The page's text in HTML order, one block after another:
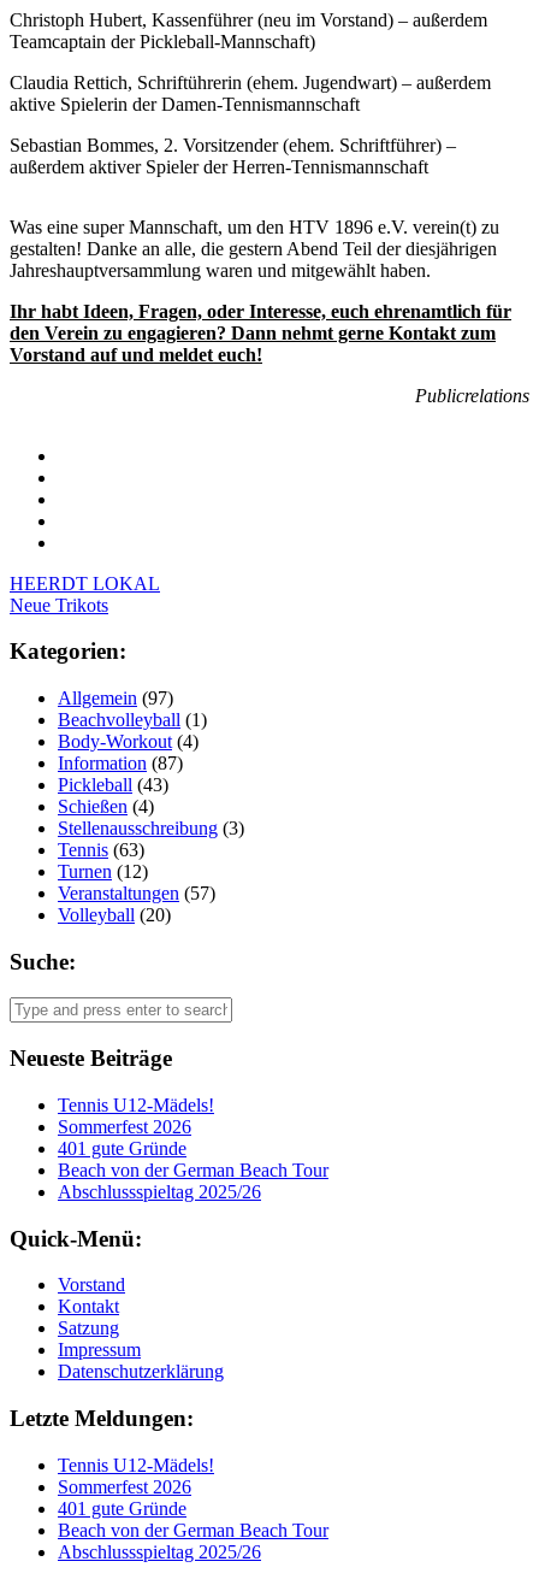
Christoph Hubert, Kassenführer (neu im Vorstand) – außerdem
Teamcaptain der Pickleball-Mannschaft)
Claudia Rettich, Schriftührerin (ehem. Jugendwart) – außerdem
aktive Spielerin der Damen-Tennismannschaft
Sebastian Bommes, 2. Vorsitzender (ehem. Schriftführer) –
außerdem aktiver Spieler der Herren-Tennismannschaft
Was eine super Mannschaft, um den HTV 1896 e.V. verein(t) zu
gestalten! Danke an alle, die gestern Abend Teil der diesjährigen
Jahreshauptversammlung waren und mitgewählt haben.
Ihr habt Ideen, Fragen, oder Interesse, euch ehrenamtlich für
den Verein zu engagieren? Dann nehmt gerne Kontakt zum
Vorstand auf und meldet euch!
Publicrelations
Post
navigation
HEERDT LOKAL
Neue Trikots
Kategorien:
Allgemein (97)
Beachvolleyball (1)
Body-Workout (4)
Information (87)
Pickleball (43)
Schießen (4)
Stellenausschreibung (3)
Tennis (63)
Turnen (12)
Veranstaltungen (57)
Volleyball (20)
Suche:
Neueste Beiträge
Tennis U12-Mädels!
Sommerfest 2026
401 gute Gründe
Beach von der German Beach Tour
Abschlussspieltag 2025/26
Quick-Menü:
Vorstand
Kontakt
Satzung
Impressum
Datenschutzerklärung
Letzte Meldungen:
Tennis U12-Mädels!
Sommerfest 2026
401 gute Gründe
Beach von der German Beach Tour
Abschlussspieltag 2025/26